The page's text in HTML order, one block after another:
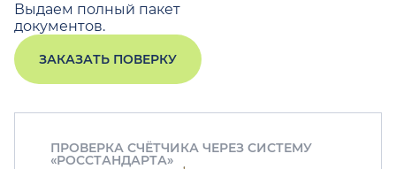
Выдаем полный пакет
документов.
ЗАКАЗАТЬ ПОВЕРКУ
ПРОВЕРКА СЧЁТЧИКА ЧЕРЕЗ СИСТЕМУ
«РОССТАНДАРТА»